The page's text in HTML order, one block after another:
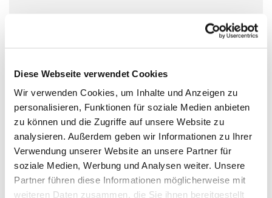
Diese Webseite verwendet Cookies
Wir verwenden Cookies, um Inhalte und Anzeigen zu
personalisieren, Funktionen für soziale Medien anbieten
zu können und die Zugriffe auf unsere Website zu
analysieren. Außerdem geben wir Informationen zu Ihrer
Verwendung unserer Website an unsere Partner für
soziale Medien, Werbung und Analysen weiter. Unsere
Partner führen diese Informationen möglicherweise mit
weiteren Daten zusammen, die Sie ihnen bereitgestellt